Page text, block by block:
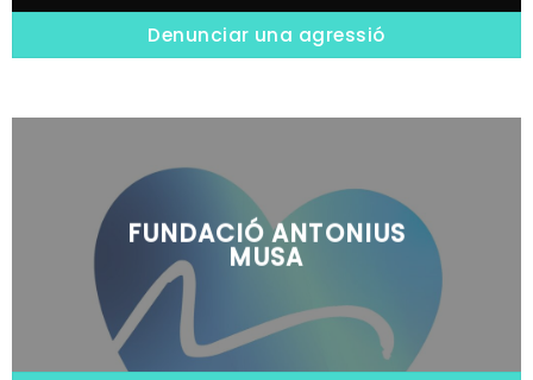
Denunciar una agressió
FUNDACIÓ ANTONIUS
MUSA